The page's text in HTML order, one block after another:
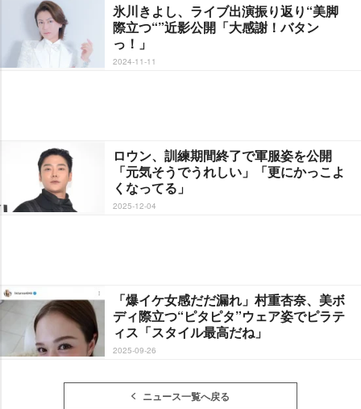
氷川きよし、ライブ出演振り返り“美脚
際立つ“”近影公開「大感謝！バタン
っ！」
2024-11-11
ロウン、訓練期間終了で軍服姿を公開
「元気そうでうれしい」「更にかっこよ
くなってる」
2025-12-04
「爆イケ女感だだ漏れ」村重杏奈、美ボ
ディ際立つ“ピタピタ”ウェア姿でピラテ
ィス「スタイル最高だね」
2025-09-26
ニュース一覧へ戻る